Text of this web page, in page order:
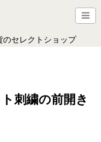
のセレクトショップ
刺繍の前開き